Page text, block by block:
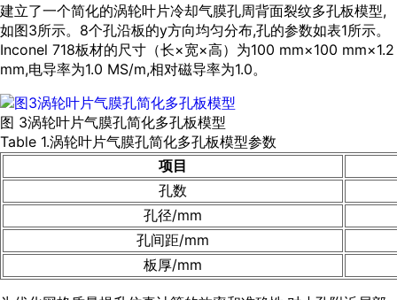
建立了一个简化的涡轮叶片冷却气膜孔周背面裂纹多孔板模型,
如图3所示。8个孔沿板的y方向均匀分布,孔的参数如表1所示。
Inconel 718板材的尺寸（长×宽×高）为100 mm×100 mm×1.2
mm,电导率为1.0 MS/m,相对磁导率为1.0。
图 3涡轮叶片气膜孔简化多孔板模型
Table 1.涡轮叶片气膜孔简化多孔板模型参数
项目
孔数
孔径/mm
孔间距/mm
板厚/mm